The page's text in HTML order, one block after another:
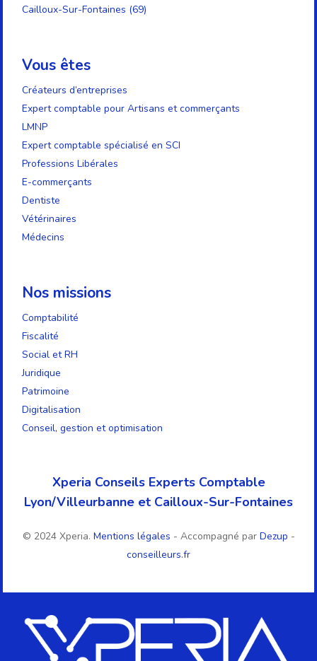
Cailloux-Sur-Fontaines (69)
Vous êtes
Créateurs d’entreprises
Expert comptable pour Artisans et commerçants
LMNP
Expert comptable spécialisé en SCI
Professions Libérales
E-commerçants
Dentiste
Vétérinaires
Médecins
Nos missions
Comptabilité
Fiscalité
Social et RH
Juridique
Patrimoine
Digitalisation
Conseil, gestion et optimisation
Xperia Conseils Experts Comptable
Lyon/Villeurbanne et Cailloux-Sur-Fontaines
© 2024 Xperia. Mentions légales - Accompagné par Dezup -
conseilleurs.fr